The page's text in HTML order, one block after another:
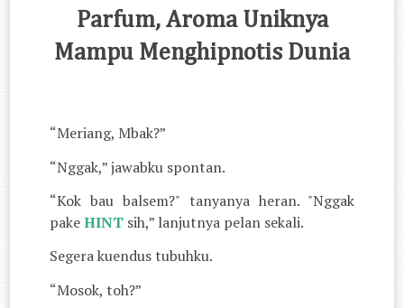
Parfum, Aroma Uniknya
Mampu Menghipnotis Dunia
“Meriang, Mbak?”
“Nggak,” jawabku spontan.
“Kok bau balsem?" tanyanya heran. "Nggak
pakeHINT sih,” lanjutnya pelan sekali.
Segera kuendus tubuhku.
“Mosok, toh?”